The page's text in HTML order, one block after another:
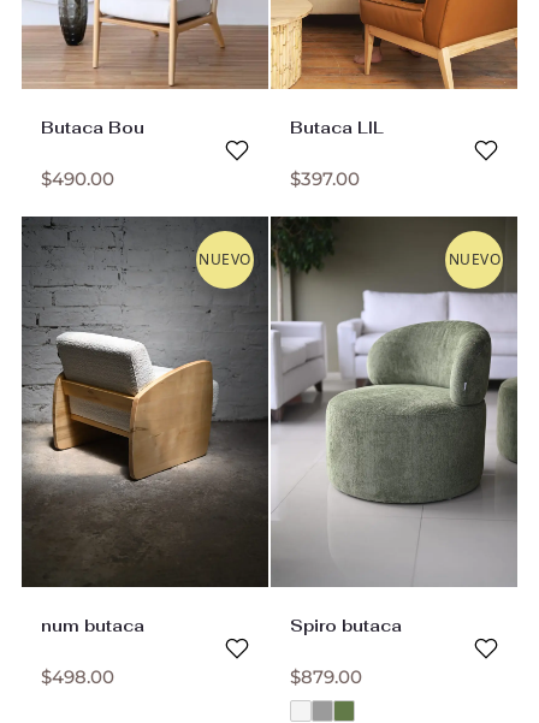
Butaca Bou
$490.00
Butaca LIL
$397.00
NUEVO
num butaca
$498.00
NUEVO
Spiro butaca
$879.00